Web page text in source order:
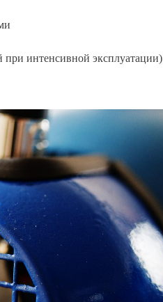
при интенсивной эксплуатации)